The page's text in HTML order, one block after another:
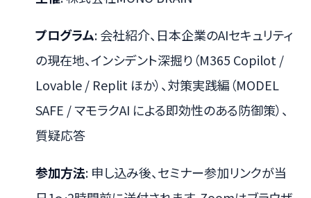
プログラム: 会社紹介、日本企業のAIセキュリティ
の現在地、インシデント深掘り（M365 Copilot /
Lovable / Replit ほか）、対策実践編（MODEL
SAFE / マモラクAI による即効性のある防御策）、
質疑応答
参加方法: 申し込み後、セミナー参加リンクが当